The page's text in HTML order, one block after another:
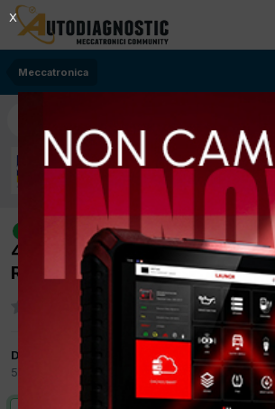
Meccatronica
[PEUGEOT BOXER 01/
4H03 96Kw Diesel] FUMO
RADIATORE BOLLE E CALA
Da amnesias
5 Novembre 2018
Meccatronica
X